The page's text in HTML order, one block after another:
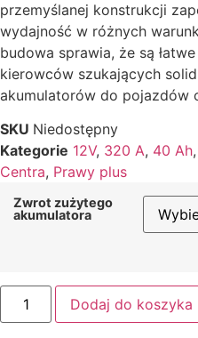
przemyślanej konstrukcji
wydajność w różnych
budowa sprawia, że są
kierowców szukających
akumulatorów do pojazdów
SKU Niedostępny
Kategorie 12V, 320 A, 40 Ah,
Centra, Prawy plus
Zwrot zużytego
akumulatora
Dodaj do koszyka